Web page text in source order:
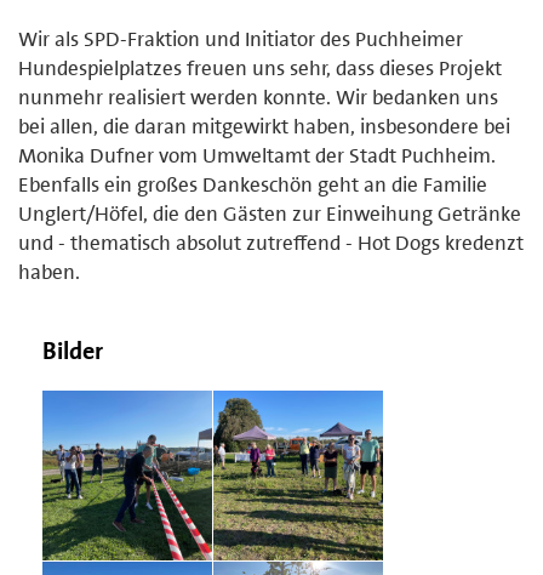
Wir als SPD-Fraktion und Initiator des Puchheimer
Hundespielplatzes freuen uns sehr, dass dieses Projekt
nunmehr realisiert werden konnte. Wir bedanken uns
bei allen, die daran mitgewirkt haben, insbesondere bei
Monika Dufner vom Umweltamt der Stadt Puchheim.
Ebenfalls ein großes Dankeschön geht an die Familie
Unglert/Höfel, die den Gästen zur Einweihung Getränke
und - thematisch absolut zutreffend - Hot Dogs kredenzt
haben.
Bilder